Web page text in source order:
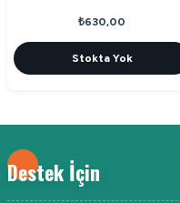
₺630,00
Stokta Yok
Destek İçin